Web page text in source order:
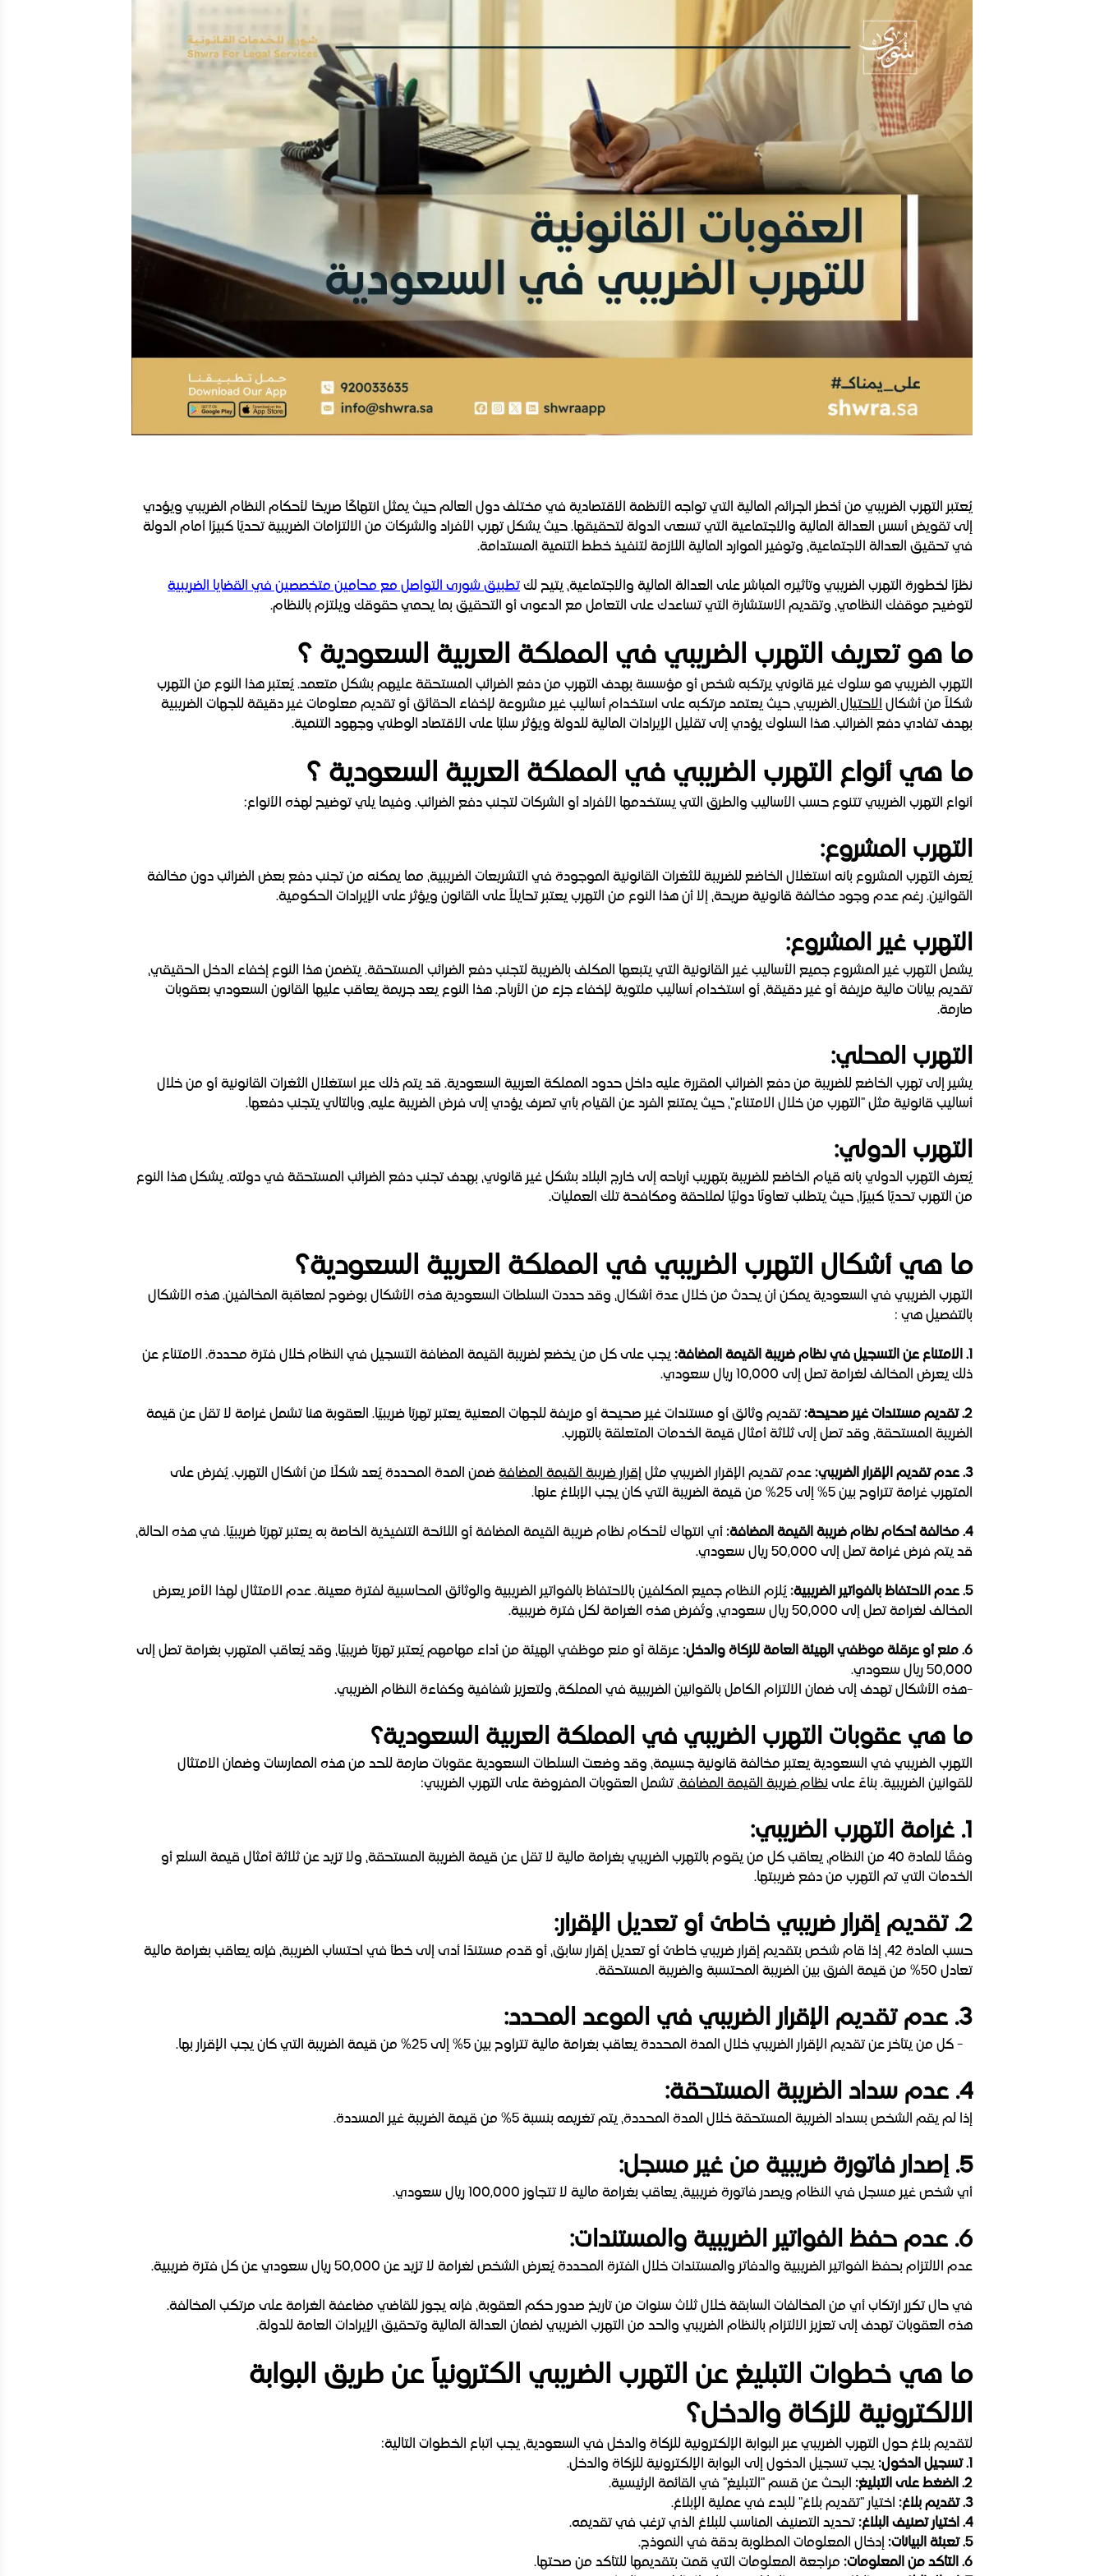
يُعتبر التهرب الضريبي من أخطر الجرائم المالية التي تواجه الأنظمة الاقتصادية في مختلف دول العالم حيث يمثل انتهاكًا صريحًا لأحكام النظام الضريبي ويؤدي
إلى تقويض أسس العدالة المالية والاجتماعية التي تسعى الدولة لتحقيقها. حيث يشكل تهرب الأفراد والشركات من الالتزامات الضريبية تحديًا كبيرًا أمام الدولة
في تحقيق العدالة الاجتماعية، وتوفير الموارد المالية اللازمة لتنفيذ خطط التنمية المستدامة.
نظرًا لخطورة التهرب الضريبي وتأثيره المباشر على العدالة المالية والاجتماعية، يتيح لك تطبيق شورى التواصل مع محامين متخصصين في القضايا الضريبية
لتوضيح موقفك النظامي، وتقديم الاستشارة التي تساعدك على التعامل مع الدعوى أو التحقيق بما يحمي حقوقك ويلتزم بالنظام.
ما هو تعريف التهرب الضريبي في المملكة العربية السعودية ؟
التهرب الضريبي هو سلوك غير قانوني يرتكبه شخص أو مؤسسة بهدف التهرب من دفع الضرائب المستحقة عليهم بشكل متعمد. يُعتبر هذا النوع من التهرب
شكلاً من أشكال الاحتيال الضريبي، حيث يعتمد مرتكبه على استخدام أساليب غير مشروعة لإخفاء الحقائق أو تقديم معلومات غير دقيقة للجهات الضريبية
بهدف تفادي دفع الضرائب. هذا السلوك يؤدي إلى تقليل الإيرادات المالية للدولة ويؤثر سلبًا على الاقتصاد الوطني وجهود التنمية.
ما هي أنواع التهرب الضريبي في المملكة العربية السعودية ؟
أنواع التهرب الضريبي تتنوع حسب الأساليب والطرق التي يستخدمها الأفراد أو الشركات لتجنب دفع الضرائب. وفيما يلي توضيح لهذه الأنواع:
التهرب المشروع:
يُعرف التهرب المشروع بأنه استغلال الخاضع للضريبة للثغرات القانونية الموجودة في التشريعات الضريبية، مما يمكنه من تجنب دفع بعض الضرائب دون مخالفة
القوانين. رغم عدم وجود مخالفة قانونية صريحة، إلا أن هذا النوع من التهرب يعتبر تحايلاً على القانون ويؤثر على الإيرادات الحكومية.
التهرب غير المشروع:
يشمل التهرب غير المشروع جميع الأساليب غير القانونية التي يتبعها المكلف بالضريبة لتجنب دفع الضرائب المستحقة. يتضمن هذا النوع إخفاء الدخل الحقيقي،
تقديم بيانات مالية مزيفة أو غير دقيقة، أو استخدام أساليب ملتوية لإخفاء جزء من الأرباح. هذا النوع يعد جريمة يعاقب عليها القانون السعودي بعقوبات
صارمة.
التهرب المحلي:
يشير إلى تهرب الخاضع للضريبة من دفع الضرائب المقررة عليه داخل حدود المملكة العربية السعودية. قد يتم ذلك عبر استغلال الثغرات القانونية أو من خلال
أساليب قانونية مثل "التهرب من خلال الامتناع"، حيث يمتنع الفرد عن القيام بأي تصرف يؤدي إلى فرض الضريبة عليه، وبالتالي يتجنب دفعها.
التهرب الدولي:
يُعرف التهرب الدولي بأنه قيام الخاضع للضريبة بتهريب أرباحه إلى خارج البلاد بشكل غير قانوني، بهدف تجنب دفع الضرائب المستحقة في دولته. يشكل هذا النوع
من التهرب تحديًا كبيرًا، حيث يتطلب تعاونًا دوليًا لملاحقة ومكافحة تلك العمليات.
ما هي أشكال التهرب الضريبي في المملكة العربية السعودية؟
التهرب الضريبي في السعودية يمكن أن يحدث من خلال عدة أشكال، وقد حددت السلطات السعودية هذه الأشكال بوضوح لمعاقبة المخالفين. هذه الأشكال
بالتفصيل هي :
1. الامتناع عن التسجيل في نظام ضريبة القيمة المضافة:
يجب على كل من يخضع لضريبة القيمة المضافة التسجيل في النظام خلال فترة محددة. الامتناع عن
ذلك يعرض المخالف لغرامة تصل إلى 10,000 ريال سعودي.
2. تقديم مستندات غير صحيحة:
تقديم وثائق أو مستندات غير صحيحة أو مزيفة للجهات المعنية يعتبر تهربًا ضريبيًا. العقوبة هنا تشمل غرامة لا تقل عن قيمة
الضريبة المستحقة، وقد تصل إلى ثلاثة أمثال قيمة الخدمات المتعلقة بالتهرب.
3. عدم تقديم الإقرار الضريبي: عدم تقديم الإقرار الضريبي مثل إقرار ضريبة القيمة المضافة ضمن المدة المحددة يُعد شكلًا من أشكال التهرب. يُفرض على
المتهرب غرامة تتراوح بين 5% إلى 25% من قيمة الضريبة التي كان يجب الإبلاغ عنها.
4. مخالفة أحكام نظام ضريبة القيمة المضافة:
أي انتهاك لأحكام نظام ضريبة القيمة المضافة أو اللائحة التنفيذية الخاصة به يعتبر تهربًا ضريبيًا. في هذه الحالة،
قد يتم فرض غرامة تصل إلى 50,000 ريال سعودي.
5. عدم الاحتفاظ بالفواتير الضريبية:
يُلزم النظام جميع المكلفين بالاحتفاظ بالفواتير الضريبية والوثائق المحاسبية لفترة معينة. عدم الامتثال لهذا الأمر يعرض
المخالف لغرامة تصل إلى 50,000 ريال سعودي، وتُفرض هذه الغرامة لكل فترة ضريبية.
6. منع أو عرقلة موظفي الهيئة العامة للزكاة والدخل:
عرقلة أو منع موظفي الهيئة من أداء مهامهم يُعتبر تهربًا ضريبيًا، وقد يُعاقب المتهرب بغرامة تصل إلى
50,000 ريال سعودي.
-هذه الأشكال تهدف إلى ضمان الالتزام الكامل بالقوانين الضريبية في المملكة، ولتعزيز شفافية وكفاءة النظام الضريبي.
ما هي عقوبات التهرب الضريبي في المملكة العربية السعودية؟
التهرب الضريبي في السعودية يعتبر مخالفة قانونية جسيمة، وقد وضعت السلطات السعودية عقوبات صارمة للحد من هذه الممارسات وضمان الامتثال
للقوانين الضريبية. بناءً على نظام ضريبة القيمة المضافة، تشمل العقوبات المفروضة على التهرب الضريبي:
1. غرامة التهرب الضريبي:
وفقًا للمادة 40 من النظام، يعاقب كل من يقوم بالتهرب الضريبي بغرامة مالية لا تقل عن قيمة الضريبة المستحقة، ولا تزيد عن ثلاثة أمثال قيمة السلع أو
الخدمات التي تم التهرب من دفع ضريبتها.
2. تقديم إقرار ضريبي خاطئ أو تعديل الإقرار:
حسب المادة 42، إذا قام شخص بتقديم إقرار ضريبي خاطئ أو تعديل إقرار سابق، أو قدم مستندًا أدى إلى خطأ في احتساب الضريبة، فإنه يعاقب بغرامة مالية
تعادل 50% من قيمة الفرق بين الضريبة المحتسبة والضريبة المستحقة.
3. عدم تقديم الإقرار الضريبي في الموعد المحدد:
- كل من يتأخر عن تقديم الإقرار الضريبي خلال المدة المحددة يعاقب بغرامة مالية تتراوح بين 5% إلى 25% من قيمة الضريبة التي كان يجب الإقرار بها.
4. عدم سداد الضريبة المستحقة:
إذا لم يقم الشخص بسداد الضريبة المستحقة خلال المدة المحددة، يتم تغريمه بنسبة 5% من قيمة الضريبة غير المسددة.
5. إصدار فاتورة ضريبية من غير مسجل:
أي شخص غير مسجل في النظام ويصدر فاتورة ضريبية، يعاقب بغرامة مالية لا تتجاوز 100,000 ريال سعودي.
6. عدم حفظ الفواتير الضريبية والمستندات:
عدم الالتزام بحفظ الفواتير الضريبية والدفاتر والمستندات خلال الفترة المحددة يُعرض الشخص لغرامة لا تزيد عن 50,000 ريال سعودي عن كل فترة ضريبية.
في حال تكرر ارتكاب أي من المخالفات السابقة خلال ثلاث سنوات من تاريخ صدور حكم العقوبة، فإنه يجوز للقاضي مضاعفة الغرامة على مرتكب المخالفة.
هذه العقوبات تهدف إلى تعزيز الالتزام بالنظام الضريبي والحد من التهرب الضريبي لضمان العدالة المالية وتحقيق الإيرادات العامة للدولة.
ما هي خطوات التبليغ عن التهرب الضريبي الكترونياً عن طريق البوابة
الالكترونية للزكاة والدخل؟
لتقديم بلاغ حول التهرب الضريبي عبر البوابة الإلكترونية للزكاة والدخل في السعودية، يجب اتباع الخطوات التالية:
1. تسجيل الدخول:
يجب تسجيل الدخول إلى البوابة الإلكترونية للزكاة والدخل.
2. الضغط على التبليغ:
البحث عن قسم "التبليغ" في القائمة الرئيسية.
3. تقديم بلاغ:
اختيار "تقديم بلاغ" للبدء في عملية الإبلاغ.
4. اختيار تصنيف البلاغ:
تحديد التصنيف المناسب للبلاغ الذي ترغب في تقديمه.
5. تعبئة البيانات:
إدخال المعلومات المطلوبة بدقة في النموذج.
6. التأكد من المعلومات:
مراجعة المعلومات التي قمت بتقديمها للتأكد من صحتها.